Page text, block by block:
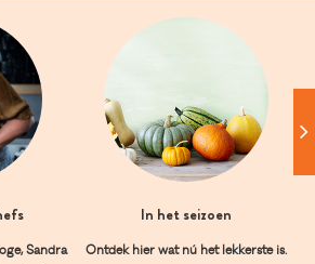
Sandra
In het seizoen
Ontdek hier wat nú het lekkerste is.